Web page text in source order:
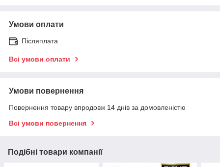
Умови оплати
Післяплата
Всі умови оплати
Умови повернення
Повернення товару впродовж 14 днів за домовленістю
Всі умови повернення
Подібні товари компанії